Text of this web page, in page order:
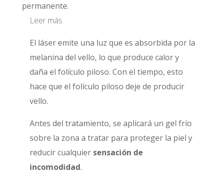
permanente.
Leer más
El láser emite una luz que es absorbida por la
melanina del vello, lo que produce calor y
daña el folículo piloso. Con el tiempo, esto
hace que el folículo piloso deje de producir
vello.
Antes del tratamiento, se aplicará un gel frío
sobre la zona a tratar para proteger la piel y
reducir cualquier sensación de
incomodidad.